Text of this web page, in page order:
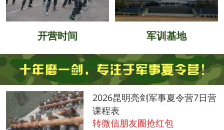
开营时间 军训基地
2026昆明亮剑军事夏令营7日营
课程表
转微信朋友圈抢红包